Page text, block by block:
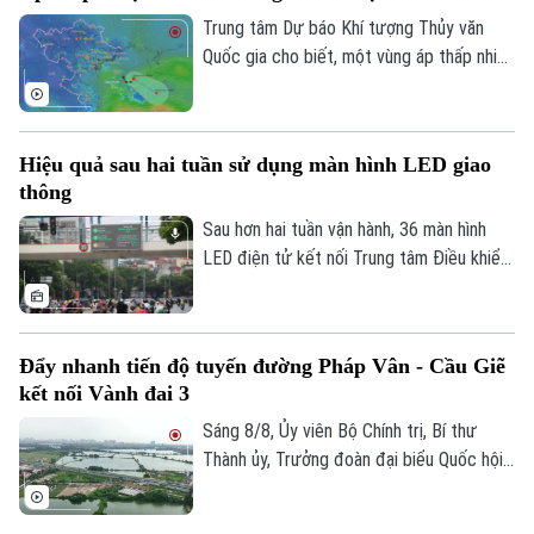
Golf
Tin tức
Sao
Thời trang
Âm nhạc
Đã phát sóng
đồng.
Trung tâm Dự báo Khí tượng Thủy văn
Quốc gia cho biết, một vùng áp thấp nhiệt
đi trực tiếp vào đất liền, nhưng diễn biến
vùng biển phía Bắc và khu vực Hà Nội
trong những ngày tới.
Hiệu quả sau hai tuần sử dụng màn hình LED giao
thông
Sau hơn hai tuần vận hành, 36 màn hình
LED điện tử kết nối Trung tâm Điều khiển
trình, hạn chế tối đa đi vào các điểm ùn
Đẩy nhanh tiến độ tuyến đường Pháp Vân - Cầu Giẽ
kết nối Vành đai 3
Sáng 8/8, Ủy viên Bộ Chính trị, Bí thư
Thành ủy, Trưởng đoàn đại biểu Quốc hội